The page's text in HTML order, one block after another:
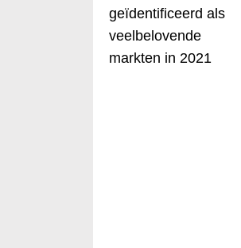
geïdentificeerd als
veelbelovende
markten in 2021